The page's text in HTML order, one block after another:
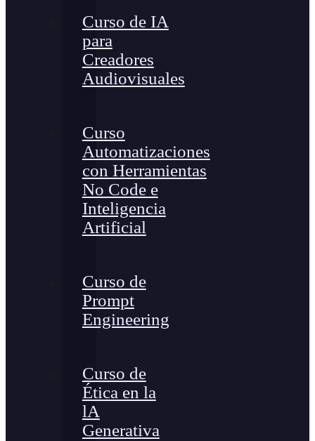
Curso de IA
para
Creadores
Audiovisuales
Curso
Automatizaciones
con Herramientas
No Code e
Inteligencia
Artificial
Curso de
Prompt
Engineering
Curso de
Ética en la
lA
Generativa